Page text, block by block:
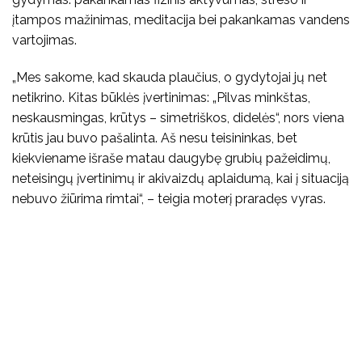
įtampos mažinimas, meditacija bei pakankamas vandens
vartojimas.
„Mes sakome, kad skauda plaučius, o gydytojai jų net
netikrino. Kitas būklės įvertinimas: „Pilvas minkštas,
neskausmingas, krūtys – simetriškos, didelės“, nors viena
krūtis jau buvo pašalinta. Aš nesu teisininkas, bet
kiekviename išraše matau daugybę grubių pažeidimų,
neteisingų įvertinimų ir akivaizdų aplaidumą, kai į situaciją
nebuvo žiūrima rimtai“, – teigia moterį praradęs vyras.